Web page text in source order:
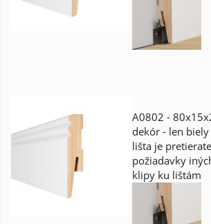
A0802 -
dekór - len biely
lišta je
požiadavky
klipy ku lištám